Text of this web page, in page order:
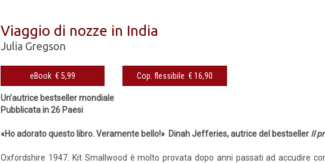
Viaggio di nozze in India
Julia Gregson
eBook € 5,99 Cop. flessibile € 16,90
Un’autrice bestseller mondiale
Pubblicata in 26 Paesi
«Ho adorato questo libro. Veramente bello!» Dinah Jefferies, autrice del bestseller Il
Oxfordshire 1947. Kit Smallwood è molto provata dopo anni passati ad accudire